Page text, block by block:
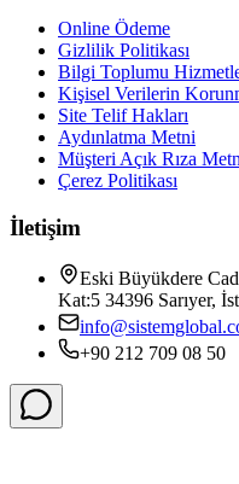
Online Ödeme
Gizlilik Politikası
Bilgi Toplumu
Kişisel Verilerin
Site Telif Hakları
Aydınlatma Metni
Müşteri Açık Rıza
Çerez Politikası
İletişim
Eski Büyükdere
Kat:5 34396 Sarıyer,
+90 212 709 08 50